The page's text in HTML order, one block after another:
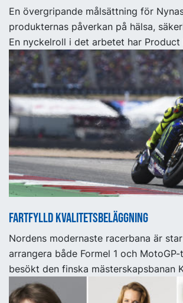
En övergripande målsättning för
produkternas påverkan på hälsa,
En nyckelroll i det arbetet har Product
Fartfylld kvalitetsbeläggning
Nordens modernaste racerbana är
arrangera både Formel 1 och
besökt den finska mästerskapsbanan